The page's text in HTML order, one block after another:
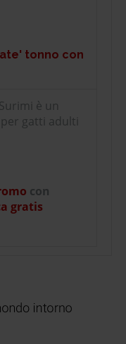
tonno con
è un
gatti adulti
con
gratis